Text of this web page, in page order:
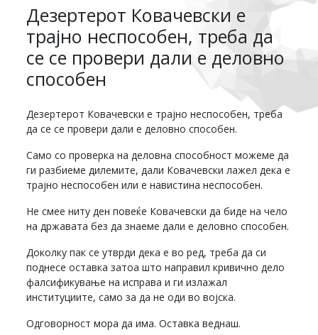
Дезертерот Ковачевски е
трајно неспособен, треба да
се се провери дали е деловно
способен
Дезертерот Ковачевски е трајно неспособен, треба
да се се провери дали е деловно способен.
Само со проверка на деловна способност можеме да
ги разбиеме дилемите, дали Ковачевски лажел дека е
трајно неспособен или е навистина неспособен.
Не смее ниту ден повеќе Ковачевски да биде на чело
на државата без да знаеме дали е деловно способен.
Доколку пак се утврди дека е во ред, треба да си
поднесе оставка затоа што направил кривично дело
фалсификување на исправа и ги излажал
институциите, само за да не оди во војска.
Одговорност мора да има. Оставка веднаш.